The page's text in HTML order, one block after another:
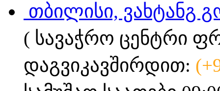
თბილისი, ვახტანგ
( სავაჭრო ცენტრი
დაგვიკავშირდით: